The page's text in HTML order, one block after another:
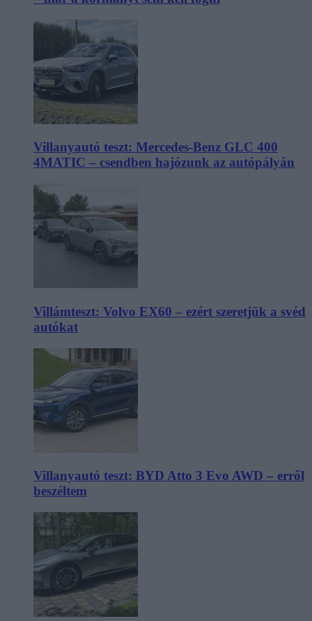
Villanyautó teszt: Mercedes-Benz GLC 400
4MATIC – csendben hajózunk az autópályán
Villámteszt: Volvo EX60 – ezért szeretjük a svéd
autókat
Villanyautó teszt: BYD Atto 3 Evo AWD – erről
beszéltem